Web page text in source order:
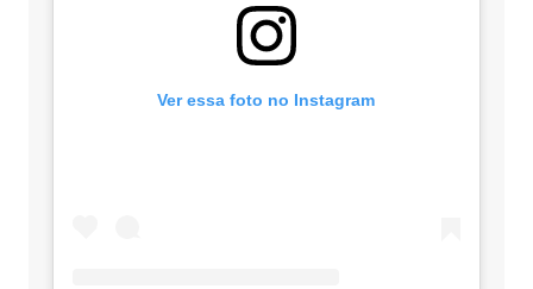
Ver essa foto no Instagram